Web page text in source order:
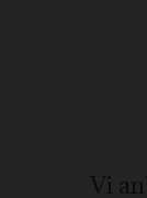
Vi